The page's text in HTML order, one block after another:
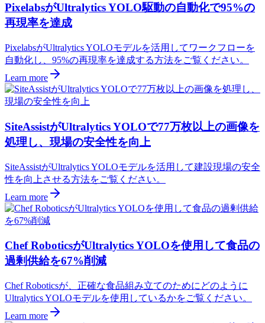
PixelabsがUltralytics YOLO駆動の自動化で95%の
再現率を達成
PixelabsがUltralytics YOLOモデルを活用してワークフローを
自動化し、95%の再現率を達成する方法をご覧ください。
Learn more
SiteAssistがUltralytics YOLOで77万枚以上の画像を
処理し、現場の安全性を向上
SiteAssistがUltralytics YOLOモデルを活用して建設現場の安全
性を向上させる方法をご覧ください。
Learn more
Chef RoboticsがUltralytics YOLOを使用して食品の
過剰供給を67%削減
Chef Roboticsが、正確な食品組み立てのためにどのように
Ultralytics YOLOモデルを使用しているかをご覧ください。
Learn more